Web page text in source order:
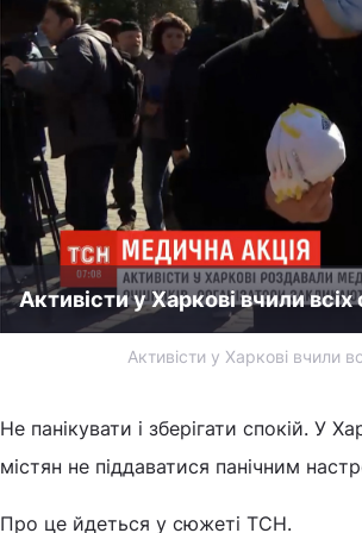
Активісти у Харкові вчили
Активісти у Харкові вчили
Не панікувати і зберігати спокій. У
містян не піддаватися панічним
Про це йдеться у сюжеті ТСН.